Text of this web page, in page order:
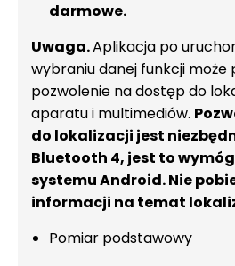
darmowe.
Uwaga.Aplikacja po
wybraniu danej funkcji może
pozwolenie na dostęp do
aparatu i multimediów.
do lokalizacji jest
Bluetooth 4, jest to
systemu Android. Nie
informacji na temat
Pomiar podstawowy